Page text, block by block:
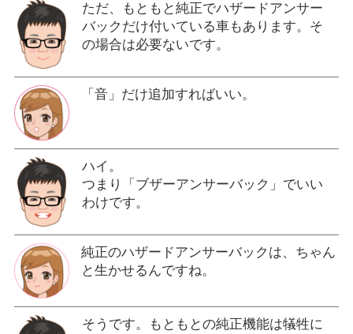
ただ、もともと純正でハザードアンサー
バックだけ付いている車もあります。そ
の場合は必要ないです。
「音」だけ追加すればいい。
ハイ。
つまり「ブザーアンサーバック」でいい
わけです。
純正のハザードアンサーバックは、ちゃん
と生かせるんですね。
そうです。もともとの純正機能は犠牲に